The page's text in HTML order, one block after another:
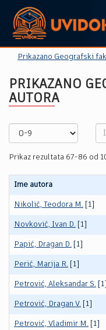
Prikazano Geografski
PRIKAZANO
AUTORA
Prikaz rezultata 67-86 od
Ime autora
Nikolić, Teodora M. [1]
Novković, Ivan D. [1]
Papić, Dragan D. [1]
Perić, Marija R. [1]
Petrović, Aleksandar S. [1]
Petrović, Dragan V. [1]
Petrović, Vladimir M. [1]